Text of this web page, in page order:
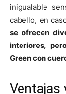
inigualable
cabello, en
se ofrecen
interiores,
Green con
Ventajas